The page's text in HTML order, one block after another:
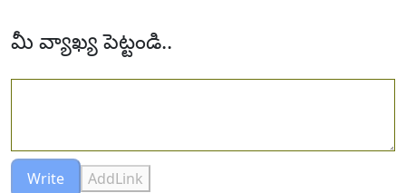
మీ వ్యాఖ్య పెట్టండి..
Write AddLink